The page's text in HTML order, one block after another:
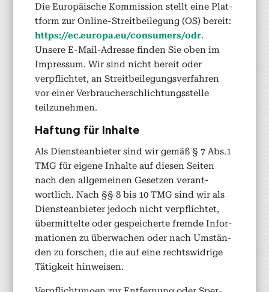
Die Europäis­che Kom­mis­sion stellt eine Plat­
tform zur Online-Stre­it­bei­le­gung (OS) bere­it:
https://ec.europa.eu/consumers/odr.
Unsere E‑Mail-Adresse find­en Sie oben im
Impres­sum. Wir sind nicht bere­it oder
verpflichtet, an Stre­it­bei­le­gungsver­fahren
vor ein­er Ver­brauch­er­schlich­tungsstelle
teilzunehmen.
Haf­tung für Inhalte
Als Dien­stean­bi­eter sind wir gemäß § 7 Abs.1
TMG für eigene Inhalte auf diesen Seit­en
nach den all­ge­meinen Geset­zen ver­ant­
wortlich. Nach §§ 8 bis 10 TMG sind wir als
Dien­stean­bi­eter jedoch nicht verpflichtet,
über­mit­telte oder gespe­icherte fremde Infor­
ma­tio­nen zu überwachen oder nach Umstän­
den zu forschen, die auf eine rechtswidrige
Tätigkeit hin­weisen.